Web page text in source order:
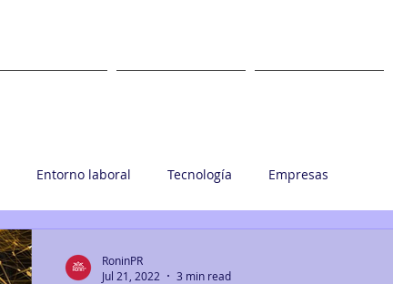
Entorno laboral Tecnología Empresas
RoninPR
Jul 21, 2022
3 min read